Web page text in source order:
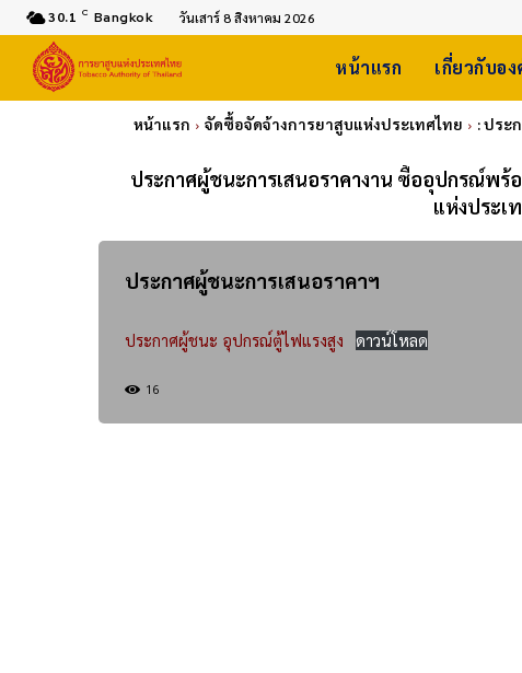
30.1 C Bangkok วันเสาร์ 8 สิงหาคม 2026
หน้าแรก เกี่ยวกับอง
หน้าแรก จัดซื้อจัดจ้างการยาสูบแห่งประเทศไทย : ประ
ประกาศผู้ชนะการเสนอราคางาน ซื้ออุปกรณ์พร้
แห่งประเ
ประกาศผู้ชนะการเสนอราคาฯ
ประกาศผู้ชนะ อุปกรณ์ตู้ไฟแรงสูง ดาวน์โหลด
16